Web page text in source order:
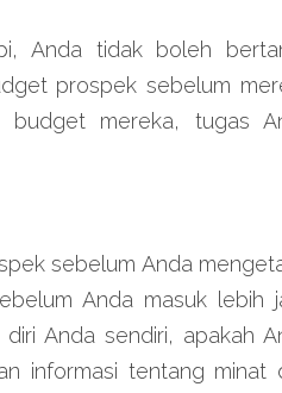
Anda tidak boleh
prospek sebelum
budget mereka, tugas
sebelum Anda
Anda masuk lebih
Anda sendiri, apakah
informasi tentang minat